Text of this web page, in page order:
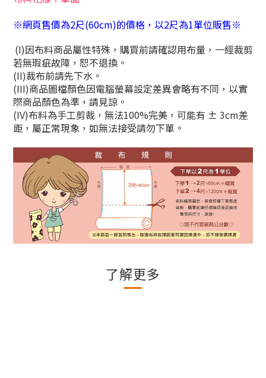
※網頁售價為2尺(60cm)的價格，以2尺為1單位販售※
(I)因布料商品屬性特殊，購買前請確認用布量，一經裁剪
若無瑕疵故障，恕不退換。
(II)裁布前請先下水。
(III)商品圖檔顏色因電腦螢幕設定差異會略有不同，以實
際商品顏色為準，請見諒。
(IV)布料為手工剪裁，無法100%完美，可能有 ± 3cm差
距，屬正常現象，如無法接受請勿下單。
了解更多